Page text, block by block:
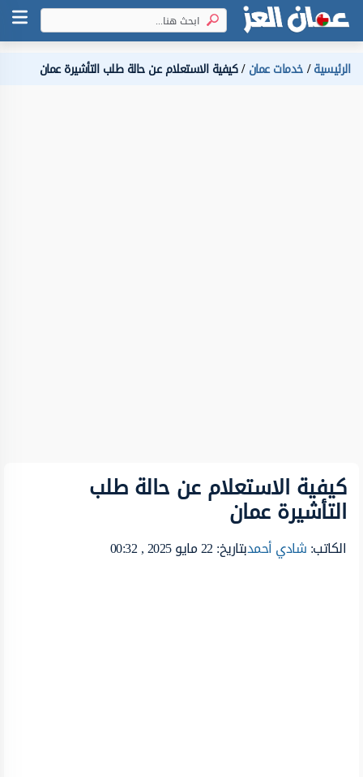
الرئيسية خدمات عمان كيفية الاستعلام عن حالة طلب التأشيرة عمان
كيفية الاستعلام عن حالة طلب
التأشيرة عمان
الكاتب:شادي أحمدبتاريخ: 22 مايو 2025 , 00:32